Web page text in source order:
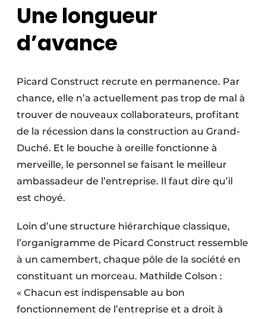
Une longueur
d’avance
Picard Construct recrute en permanence. Par
chance, elle n’a actuellement pas trop de mal à
trouver de nouveaux collaborateurs, profitant
de la récession dans la construction au Grand-
Duché. Et le bouche à oreille fonctionne à
merveille, le personnel se faisant le meilleur
ambassadeur de l’entreprise. Il faut dire qu’il
est choyé.
Loin d’une structure hiérarchique classique,
l’organi­gramme de Picard Construct ressemble
à un camem­bert, chaque pôle de la société en
consti­tuant un morceau. Mathilde Colson :
« Chacun est indispensable au bon
fonctionnement de l’entreprise et a droit à